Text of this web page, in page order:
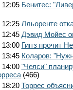
12:05 Бенитес:
12:25 Лльоренте
12:45 Дэвид Мойес
13:00 Гиггз прочит
13:45 Коларов:
14:00 "Челси"
(466)
18:20 Торрес